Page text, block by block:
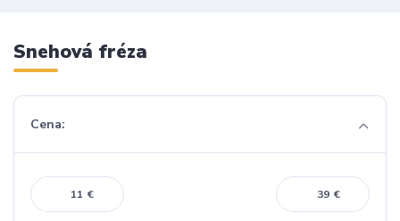
Snehová fréza
Cena:
€ €